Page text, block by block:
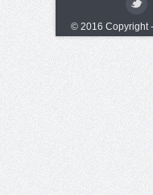
© 2016 Copyright